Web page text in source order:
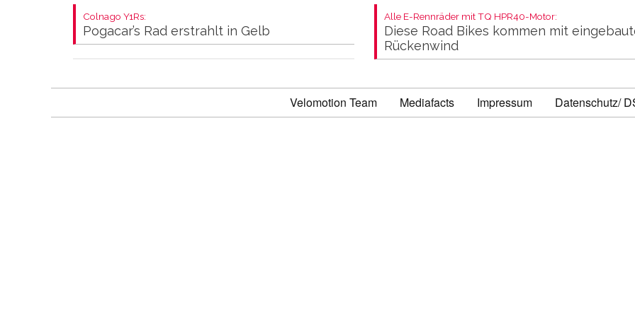
Colnago Y1Rs:
Pogacar’s Rad erstrahlt in Gelb
Alle E-Rennräder mit TQ HPR40-Motor:
Diese Road Bikes kommen mit
Rückenwind
Velomotion Team Mediafacts Impressum Datenschutz/